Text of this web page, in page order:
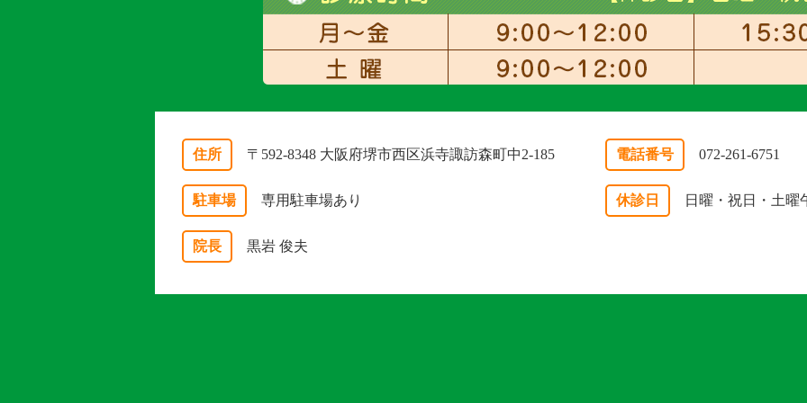
住所 〒592-8348 大阪府堺市西区浜寺諏訪森町中2-185 電話番号 072-261-6751
駐車場 専用駐車場あり 休診日 日曜・祝日・土曜
院長 黒岩 俊夫